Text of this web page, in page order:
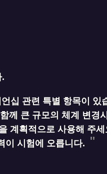
십 관련 특별 항목이 있
께 큰 규모의 체계 변경
계획적으로 사용해 주세
이 시험에 오릅니다.